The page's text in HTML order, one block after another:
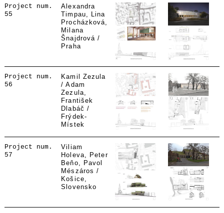
Project num.
55
Alexandra
Timpau, Lina
Procházková,
Milana
Šnajdrová /
Praha
Project num.
56
Kamil Zezula
/ Adam
Zezula,
František
Dlabáč /
Frýdek-
Místek
Project num.
57
Viliam
Holeva, Peter
Beňo, Pavol
Mészáros /
Košice,
Slovensko